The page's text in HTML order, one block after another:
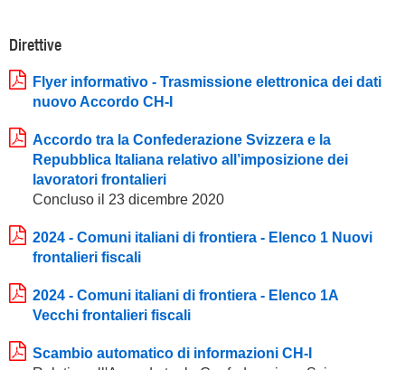
Direttive
Flyer informativo - Trasmissione elettronica dei dati
nuovo Accordo CH-I
Accordo tra la Confederazione Svizzera e la
Repubblica Italiana relativo all’imposizione dei
lavoratori frontalieri
Concluso il 23 dicembre 2020
2024 - Comuni italiani di frontiera - Elenco 1 Nuovi
frontalieri fiscali
2024 - Comuni italiani di frontiera - Elenco 1A
Vecchi frontalieri fiscali
Scambio automatico di informazioni CH-I